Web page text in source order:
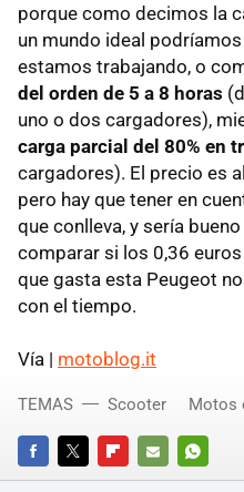
porque como decimos la
un mundo ideal
estamos trabajando, o
del orden de 5 a 8 horas
uno o dos cargadores),
carga parcial del 80% en
cargadores). El precio es
pero hay que tener en
que conlleva, y sería
comparar si los 0,36 euros
que gasta esta Peugeot
con el tiempo.
Vía | motoblog.it
FACEBOOKTWITTERFLIPBOARD
E-
TEMAS Scooter Motos